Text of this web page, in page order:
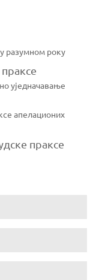
разумном року
уједначавање
апелационих
праксе